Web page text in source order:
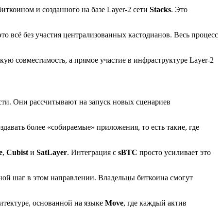
и созданного на базе Layer-2 сети Stacks. Это
всё без участия централизованных кастодианов. Весь процесс
совместимость, а прямое участие в инфраструктуре Layer-2
Они рассчитывают на запуск новых сценариев
более «собираемые» приложения, то есть такие, где
, Cubistи SatLayer. Интеграция с sBTC просто усиливает это
шаг в этом направлении. Владельцы биткоина смогут
основанной на языке Move, где каждый актив